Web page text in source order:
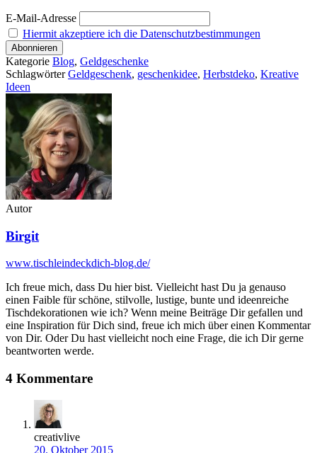
E-Mail-Adresse
Hiermit akzeptiere ich die Datenschutzbestimmungen
Kategorie Blog, Geldgeschenke
SchlagwörterGeldgeschenk, geschenkidee, Herbstdeko, Kreative
Ideen
Autor
Birgit
www.tischleindeckdich-blog.de/
Ich freue mich, dass Du hier bist. Vielleicht hast Du ja genauso
einen Faible für schöne, stilvolle, lustige, bunte und ideenreiche
Tischdekorationen wie ich? Wenn meine Beiträge Dir gefallen und
eine Inspiration für Dich sind, freue ich mich über einen Kommentar
von Dir. Oder Du hast vielleicht noch eine Frage, die ich Dir gerne
beantworten werde.
4 Kommentare
creativlive
20. Oktober 2015